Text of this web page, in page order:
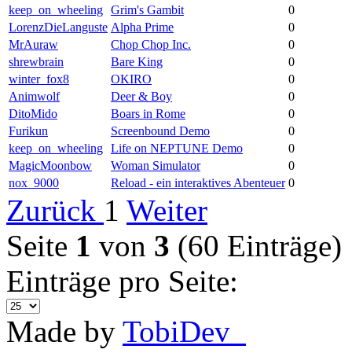
keep_on_wheeling Grim's Gambit
0
LorenzDieLanguste Alpha Prime
0
MrAuraw
Chop Chop Inc.
0
shrewbrain
Bare King
0
winter_fox8
OKIRO
0
Animwolf
Deer & Boy
0
DitoMido
Boars in Rome
0
Furikun
Screenbound Demo
0
keep_on_wheeling Life on NEPTUNE Demo
0
MagicMoonbow
Woman Simulator
0
nox_9000
Reload - ein interaktives Abenteuer 0
Zurück 1 Weiter
Seite 1 von 3 (60 Einträge)
Einträge pro Seite:
Made by TobiDev_